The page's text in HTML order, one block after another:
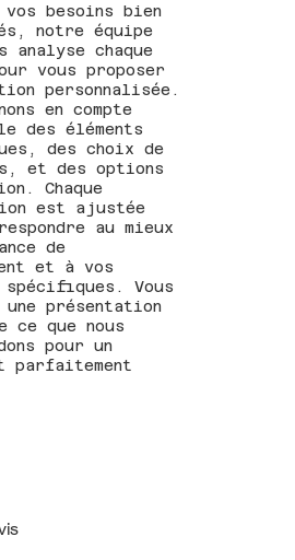
besoins bien
notre équipe
analyse chaque
vous proposer
personnalisée.
en compte
des éléments
des choix de
et des options
Chaque
est ajustée
au mieux
de
et à vos
Vous
une présentation
ce que nous
pour un
parfaitement